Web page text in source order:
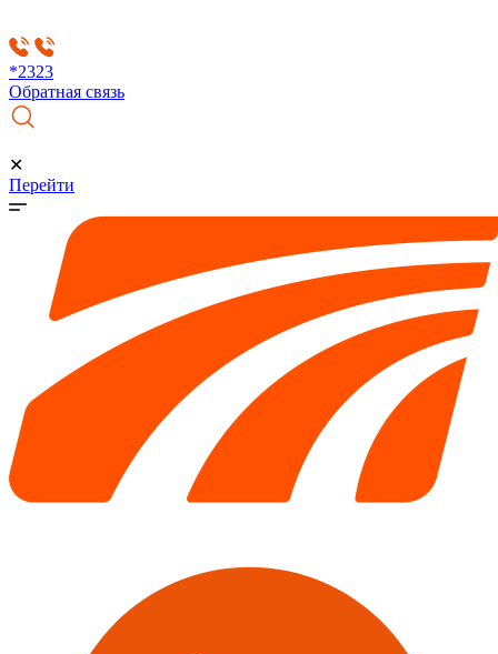
*2323
Обратная связь
✕
Перейти